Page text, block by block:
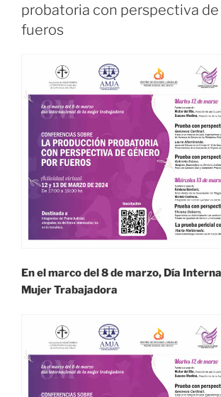
probatoria con perspectiva
fueros
En el marco del 8 de marzo, Día
Mujer Trabajadora